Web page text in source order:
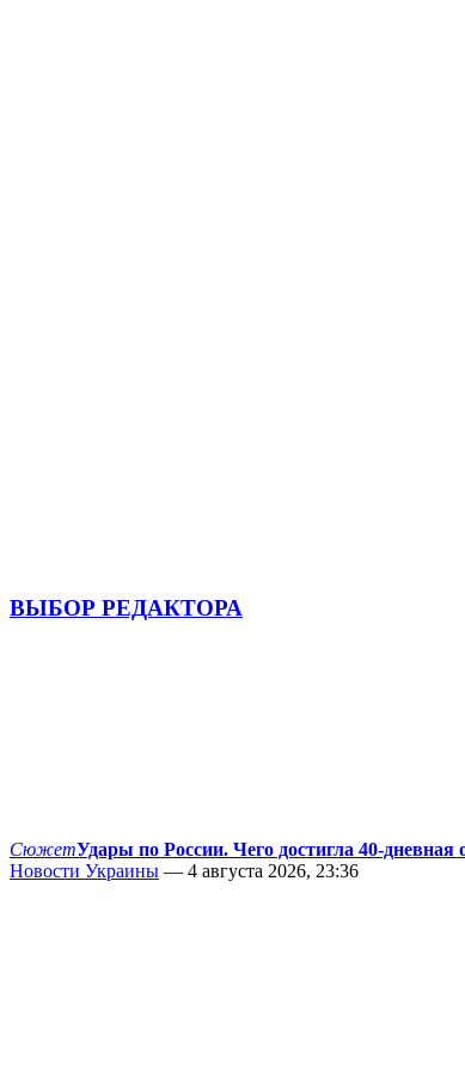
ВЫБОР РЕДАКТОРА
СюжетУдары по России. Чего достигла 40-дневная
Новости Украины — 4 августа 2026, 23:36